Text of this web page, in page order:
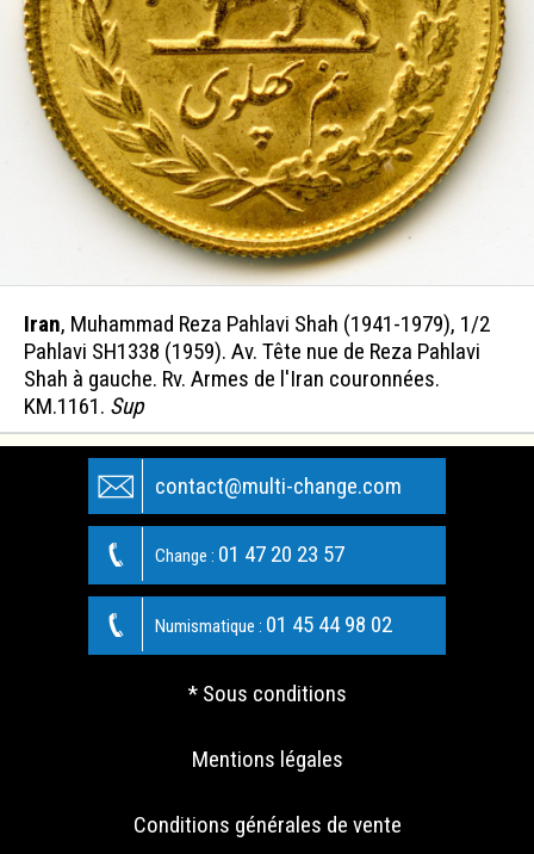
Iran, Muhammad Reza Pahlavi Shah (1941-1979), 1/2
Pahlavi SH1338 (1959). Av. Tête nue de Reza Pahlavi
Shah à gauche. Rv. Armes de l'Iran couronnées.
KM.1161. Sup
contact@multi-change.com
Change : 01 47 20 23 57
Numismatique : 01 45 44 98 02
* Sous conditions
Mentions légales
Conditions générales de vente